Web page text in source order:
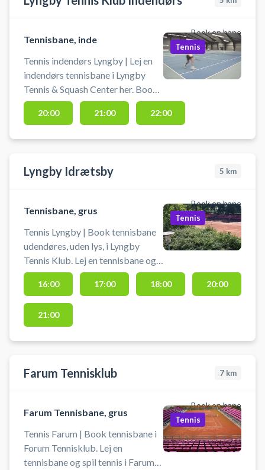
reservationens starttidspunkt.
Book en bane
Tennisbane, inde
Tennis indendørs Lyngby | Lej en
indendørs tennisbane i Lyngby
Tennis & Squash Center her. Book
tennisbane og spil tennis i Lundby
på indendørs tennisbaner i
Medbring selv ketcher og bolde.
Tennis
20:00 21:00 22:00
Lyngby Idrætsby 5 km
Book en bane
Tennisbane, grus
Tennis Lyngby | Book tennisbane
udendøres, uden lys, i Lyngby
Tennis Klub. Lej en tennisbane og
spil tennis ved Lyngby Idrætsby på
udendørs grusbaner beliggende
ved tennisklubben. Medbring selv
ketcher og bolde. Banen kan
reservationens starttidspunkt.
Tennis
16:00 17:00 18:00 20:00
21:00
Farum Tennisklub 7 km
Book en bane
Farum Tennisbane, grus
Tennis Farum | Book tennisbane i
Forum Tennisklub. Lej en
tennisbane og spil tennis i Farum
Tennis